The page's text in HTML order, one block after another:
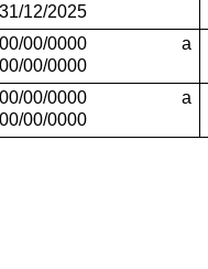
31/12/2025
00/00/0000 a
00/00/0000
00/00/0000 a
00/00/0000